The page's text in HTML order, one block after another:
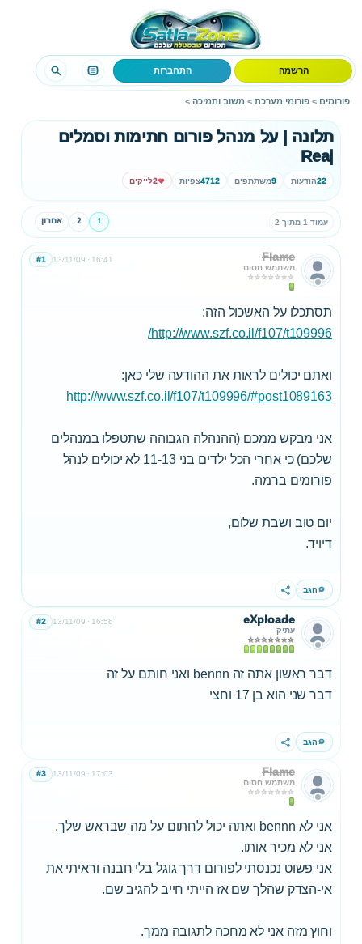
הרשמה התחברות
פורומים > פורומי מערכת > משוב ותמיכה >
תלונה | על מנהל פורום חתימות וסמלים
|Rea
22הודעות 9משתתפים 4712צפיות 2לייקים
עמוד 1 מתוך 2 1
2 אחרון
Flame
משתמש חסום
13/11/09 16:41
#1
תסתכלו על האשכול הזה:
http://www.szf.co.il/f107/t109996/
ואתם יכולים לראות את ההודעה שלי כאן:
http://www.szf.co.il/f107/t109996/#post1089163
אני מבקש ממכם (ההנהלה הגבוהה שתטפלו במנהלים
שלכם) כי אחרי הכל ילדים בני 11-13 לא יכולים לנהל
פורומים ברמה.
יום טוב ושבת שלום,
דיויד.
הגב שתף
eXploade
עתיק
13/11/09 16:56
#2
דבר ראשון אתה זה bennn ואני חותם על זה
דבר שני הוא בן 17 וחצי
הגב שתף
Flame
משתמש חסום
13/11/09 17:03
#3
אני לא bennn ואתה יכול לחתום על מה שבראש שלך.
אני לא מכיר אותו.
אני פשוט נכנסתי לפורום דרך גוגל בלי חבנה וראיתי את
אי-הצדק שהלך שם אז הייתי חייב להגיב שם.
וחוץ מזה אני לא מחכה לתגובה ממך.